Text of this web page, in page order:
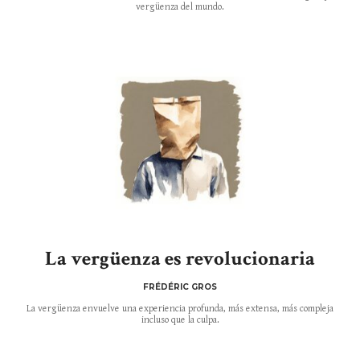
vergüenza del mundo.
La vergüenza es revolucionaria
FRÉDÉRIC GROS
La vergüenza envuelve una experiencia profunda, más extensa, más compleja
incluso que la culpa.